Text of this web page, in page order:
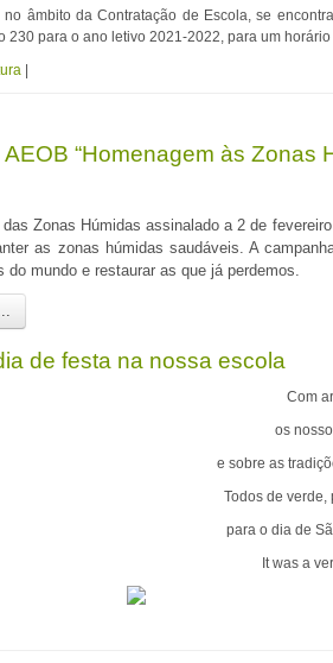
no âmbito da Contratação de Escola, se
230para o ano letivo 2021-2022, para um
“Homenagem às Zonas
Zonas Húmidas assinalado a 2 de
as zonas húmidas saudáveis. A
do mundo e restaurar as que já perdemos.
de festa na nossa escola
Com
os
e sobre as
Todos de
para o dia de
It was a